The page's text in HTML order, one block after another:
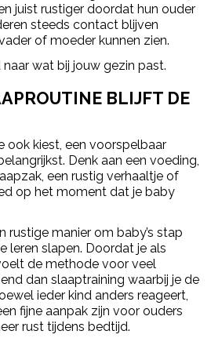
juist rustiger doordat hun ouder
steeds contact blijven
of moeder kunnen zien.
wat bij jouw gezin past.
BLIJFT DE
ook kiest, een voorspelbaar
Denk aan een voeding,
een rustig verhaaltje of
op het moment dat je baby
rustige manier om baby’s stap
leren slapen. Doordat je als
de methode voor veel
dan slaaptraining waarbij je de
ieder kind anders reageert,
fijne aanpak zijn voor ouders
rust tijdens bedtijd.